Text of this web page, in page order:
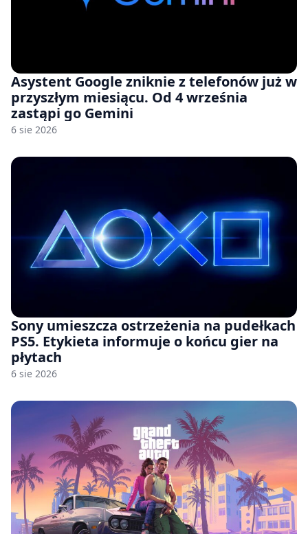
Asystent Google zniknie z telefonów już w
przyszłym miesiącu. Od 4 września
zastąpi go Gemini
6 sie 2026
Sony umieszcza ostrzeżenia na pudełkach
PS5. Etykieta informuje o końcu gier na
płytach
6 sie 2026